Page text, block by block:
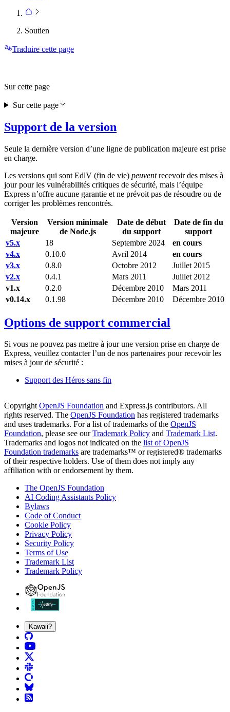
Soutien
Traduire cette page
Support de la version
Seule la dernière version d’une ligne de publication majeure est prise
en charge.
Les versions qui sont EdlV (fin de vie) peuventrecevoir des mises à
jour pour les vulnérabilités critiques de sécurité, mais l’équipe
Express n’offre aucune garantie et ne prévoit pas de résoudre ou de
corriger les problèmes rencontrés.
Version
majeure
Version minimale
de Node.js
Date de début
du support
Date de fin du
support
v5.x
18 Septembre 2024
en cours
v4.x
0.10.0 Avril 2014
en cours
v3.x
0.8.0 Octobre 2012
Juillet 2015
v2.x
0.4.1 Mars 2011
Juillet 2012
v1.x
0.2.0 Décembre 2010
Mars 2011
v0.14.x
0.1.98 Décembre 2010 Décembre 2010
Options de support commercial
Si vous ne pouvez pas mettre à jour une version prise en charge de
Express, veuillez contacter l’un de nos partenaires pour recevoir les
mises à jour de sécurité :
Support des Héros sans fin
Sur cette page
Sur cette page
CopyrightOpenJS Foundation and Express.js contributors. All
rights reserved. The OpenJS Foundation has registered trademarks
and uses trademarks. For a list of trademarks of the OpenJS
Foundation, please see ourTrademark Policy and Trademark List.
Trademarks and logos not indicated on the list of OpenJS
Foundation trademarks are trademarks™ or registered® trademarks
of their respective holders. Use of them does not imply any
affiliation with or endorsement by them.
The OpenJS Foundation
AI Coding Assistants Policy
Bylaws
Code of Conduct
Cookie Policy
Privacy Policy
Security Policy
Terms of Use
Trademark List
Trademark Policy
Kawaii?